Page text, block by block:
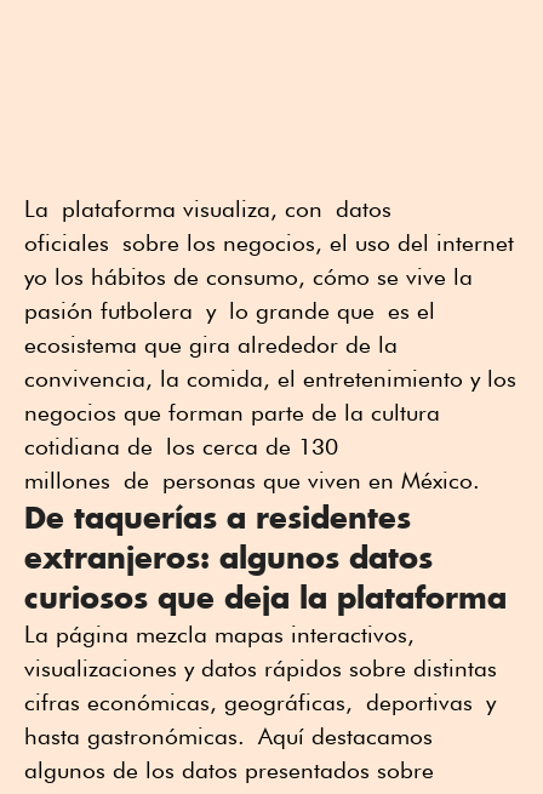
La plataforma visualiza, con datos
oficiales sobre los negocios, el uso del internet
yo los hábitos de consumo, cómo se vive la
pasión futbolera y lo grande que es el
ecosistema que gira alrededor de la
convivencia, la comida, el entretenimiento y los
negocios que forman parte de la cultura
cotidiana de los cerca de 130
millones de personas que viven en México.
De taquerías a residentes
extranjeros: algunos datos
curiosos que deja la plataforma
La página mezcla mapas interactivos,
visualizaciones y datos rápidos sobre distintas
cifras económicas, geográficas, deportivas y
hasta gastronómicas. Aquí destacamos
algunos de los datos presentados sobre